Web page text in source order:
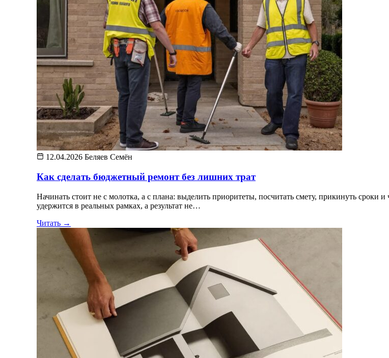
12.04.2026 Беляев Семён
Как сделать бюджетный ремонт без лишних трат
Начинать стоит не с молотка, а с плана: выделить приоритеты, посчитать смету, прикинуть
удержится в реальных рамках, а результат не…
Читать →